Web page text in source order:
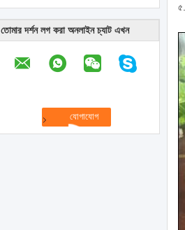
তোমার দর্শন লগ করা অনলাইন চ্যাট এখন